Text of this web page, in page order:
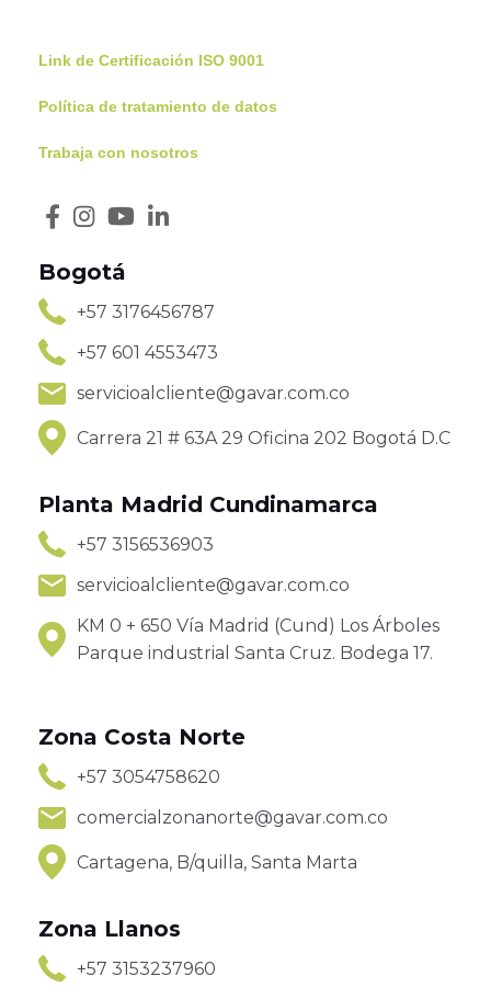
Link de Certificación ISO 9001
Política de tratamiento de datos
Trabaja con nosotros
Bogotá
+57 3176456787
+57 601 4553473
servicioalcliente@gavar.com.co
Carrera 21 # 63A 29 Oficina 202 Bogotá D.C
Planta Madrid Cundinamarca
+57 3156536903
servicioalcliente@gavar.com.co
KM 0 + 650 Vía Madrid (Cund) Los Árboles
Parque industrial Santa Cruz. Bodega 17.
Zona Costa Norte
+57 3054758620
comercialzonanorte@gavar.com.co
Cartagena, B/quilla, Santa Marta
Zona Llanos
+57 3153237960